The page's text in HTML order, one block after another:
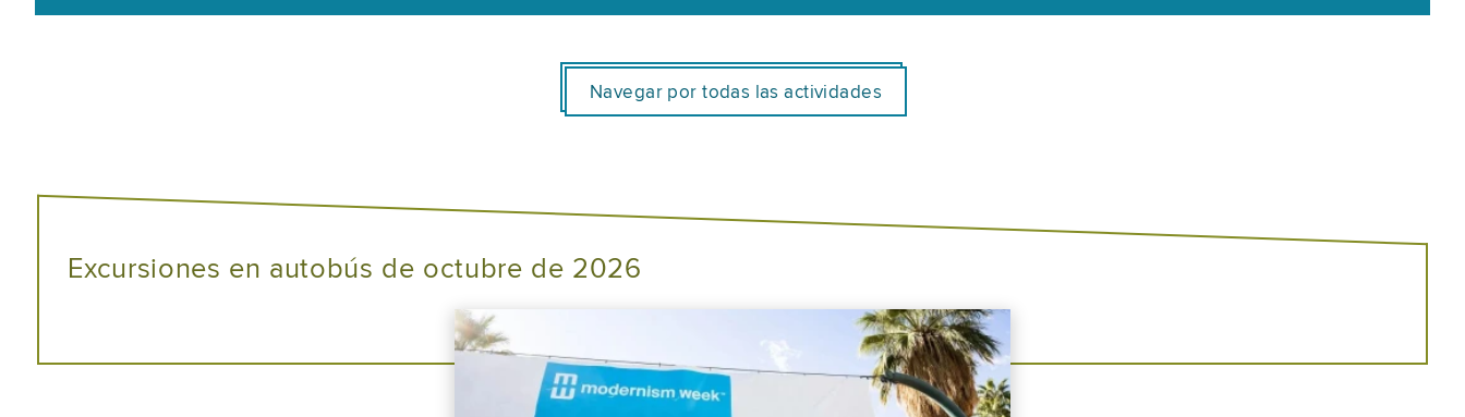
Navegar por todas las actividades
Excursiones en autobús de octubre de 2026